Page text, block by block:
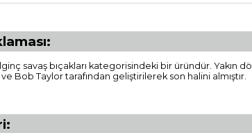
savaş bıçakları kategorisindeki bir üründür. Yakın
Bob Taylor tarafından geliştirilerek son halini almıştır.